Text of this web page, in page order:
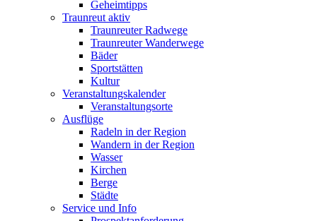
Geheimtipps
Traunreut aktiv
Traunreuter Radwege
Traunreuter Wanderwege
Bäder
Sportstätten
Kultur
Veranstaltungskalender
Veranstaltungsorte
Ausflüge
Radeln in der Region
Wandern in der Region
Wasser
Kirchen
Berge
Städte
Service und Info